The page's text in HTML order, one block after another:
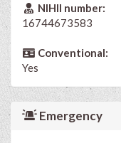
NIHII number:
16744673583
Conventional:
Yes
Emergency